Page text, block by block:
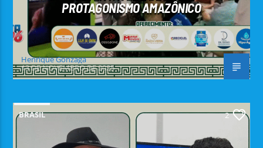
PROTAGONISMO AMAZÔNICO
Henrique Gonzaga
13 DE NOVEMBRO DE 2025
BRASIL 2